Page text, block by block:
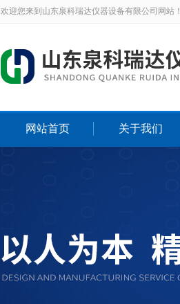
欢迎您来到山东泉科瑞达仪器设备有限公司网站！
网站首页 关于我们